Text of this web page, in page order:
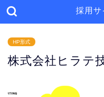
採用サ
HP形式
株式会社ヒラテ